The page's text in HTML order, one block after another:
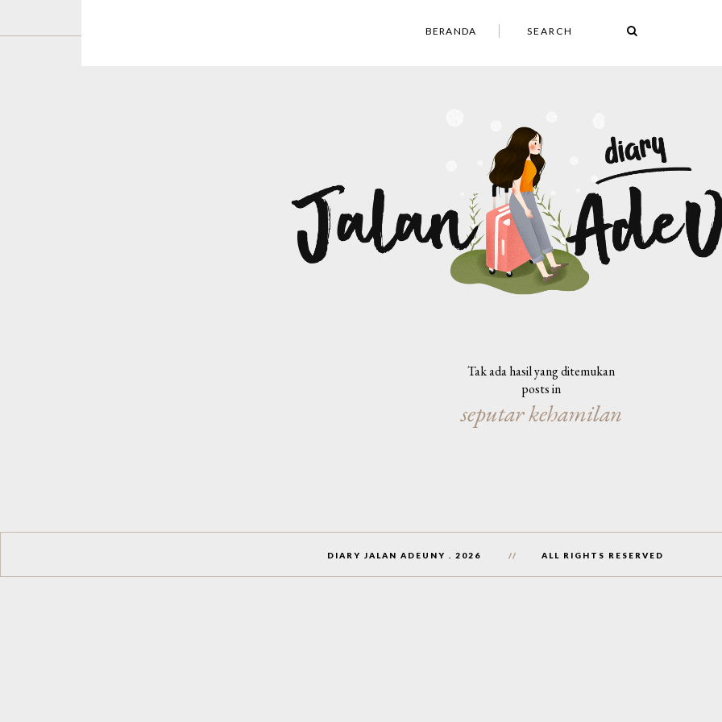
BERANDA
Tak ada hasil yang ditemukan
posts in
seputar kehamilan
DIARY JALAN ADEUNY 2026 ALL RIGHTS RESERVED